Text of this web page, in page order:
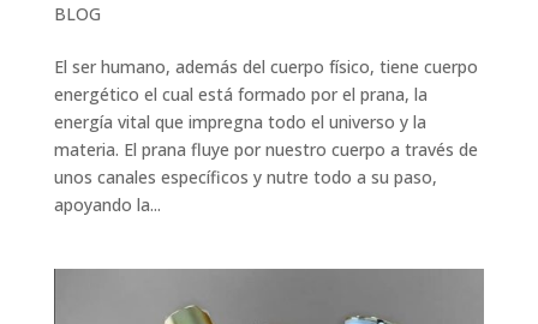
BLOG
El ser humano, además del cuerpo físico, tiene cuerpo
energético el cual está formado por el prana, la
energía vital que impregna todo el universo y la
materia. El prana fluye por nuestro cuerpo a través de
unos canales específicos y nutre todo a su paso,
apoyando la...